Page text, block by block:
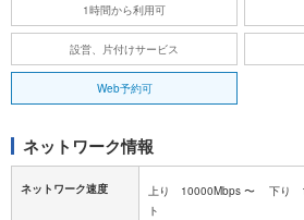
1時間から利用可
設営、片付けサービス
Web予約可
ネットワーク情報
ネットワーク速度
上り 10000Mbps 〜 下り
ト